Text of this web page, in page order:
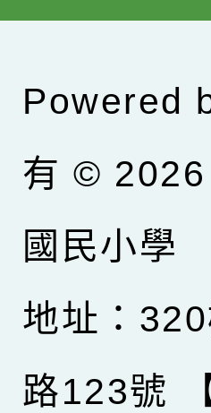
Powered
有 © 2026
國民小學
地址：
路123號